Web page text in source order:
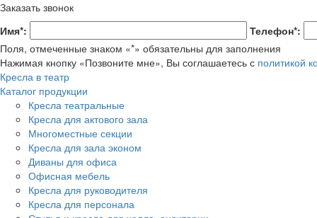
Заказать звонок
Имя*:
Телефон*:
Поля, отмеченные знаком «*» обязательны для заполнения
Нажимая кнопку «Позвоните мне», Вы соглашаетесь с политикой
Кресла в театр
Каталог продукции
Кресла театральные
Кресла для актового зала
Многоместные секции
Кресла для зала эконом
Диваны для офиса
Офисная мебель
Кресла для руководителя
Кресла для персонала